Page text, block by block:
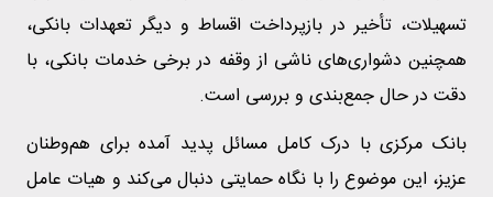
تسهیلات، تأخیر در بازپرداخت اقساط و دیگر تعهدات بانکی،
همچنین دشواری‌های ناشی از وقفه در برخی خدمات بانکی، با
دقت در حال جمع‌بندی و بررسی است.
بانک مرکزی با درک کامل مسائل پدید آمده برای هم‌وطنان
عزیز، این موضوع را با نگاه حمایتی دنبال می‌کند و هیات عامل